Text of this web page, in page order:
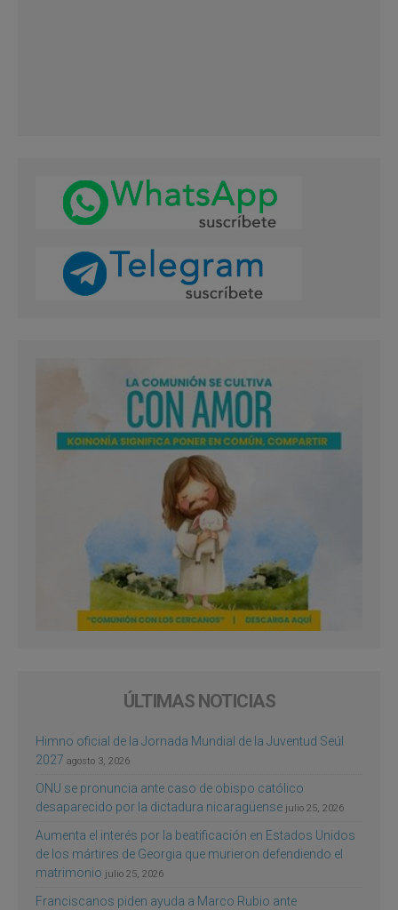
ÚLTIMAS NOTICIAS
Himno oficial de la Jornada Mundial de la Juventud Seúl
2027 agosto 3, 2026
ONU se pronuncia ante caso de obispo católico
desaparecido por la dictadura nicaragüense julio 25, 2026
Aumenta el interés por la beatificación en Estados Unidos
de los mártires de Georgia que murieron defendiendo el
matrimonio julio 25, 2026
Franciscanos piden ayuda a Marco Rubio ante